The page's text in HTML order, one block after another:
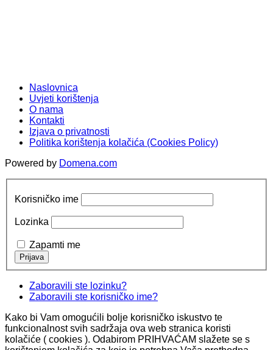
Naslovnica
Uvjeti korištenja
O nama
Kontakti
Izjava o privatnosti
Politika korištenja kolačića (Cookies Policy)
Powered by Domena.com
Korisničko ime
Lozinka
Zapamti me
Zaboravili ste lozinku?
Zaboravili ste korisničko ime?
Kako bi Vam omogućili bolje korisničko iskustvo te
funkcionalnost svih sadržaja ova web stranica koristi
kolačiće ( cookies ). Odabirom PRIHVAĆAM slažete se s